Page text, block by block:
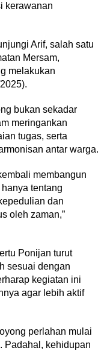
kerawanan
Arif, salah satu
Mersam,
melakukan
bukan sekadar
meringankan
tugas, serta
antar warga.
membangun
tentang
dan
oleh zaman,”
Ponijan turut
sesuai dengan
kegiatan ini
agar lebih aktif
perlahan mulai
Padahal, kehidupan